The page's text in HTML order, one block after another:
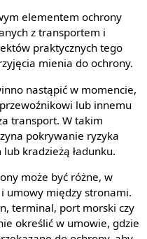
elementem ochrony
z transportem i
praktycznych tego
mienia do ochrony.
nastąpić w momencie,
lub innemu
transport. W takim
pokrywanie ryzyka
kradzieżą ładunku.
może być różne, w
umowy między stronami.
terminal, port morski czy
określić w umowie, gdzie